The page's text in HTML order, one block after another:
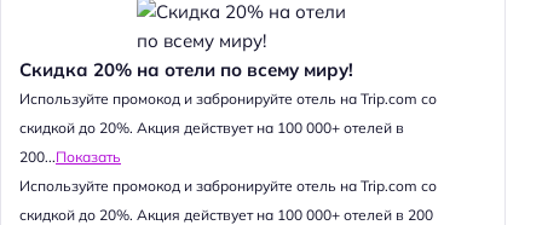
Скидка 20% на отели по всему миру!
Используйте промокод и забронируйте отель на Trip.com со
скидкой до 20%. Акция действует на 100 000+ отелей в
200...Показать
Используйте промокод и забронируйте отель на Trip.com со
скидкой до 20%. Акция действует на 100 000+ отелей в 200